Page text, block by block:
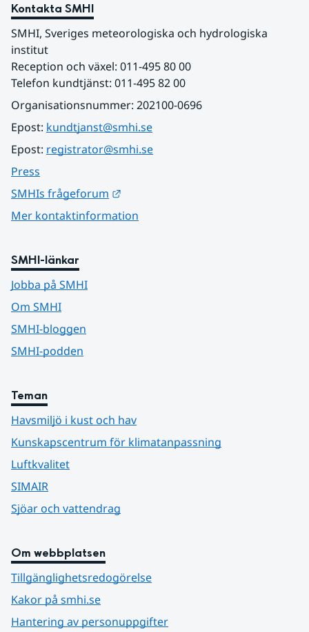
Kontakta SMHI
SMHI, Sveriges meteorologiska och hydrologiska
institut
Reception och växel: 011-495 80 00
Telefon kundtjänst: 011-495 82 00
Organisationsnummer: 202100-0696
Epost: kundtjanst@smhi.se
Epost: registrator@smhi.se
Press
SMHIs frågeforum
Mer kontaktinformation
SMHI-länkar
Jobba på SMHI
Om SMHI
SMHI-bloggen
SMHI-podden
Teman
Havsmiljö i kust och hav
Kunskapscentrum för klimatanpassning
Luftkvalitet
SIMAIR
Sjöar och vattendrag
Om webbplatsen
Tillgänglighetsredogörelse
Kakor på smhi.se
Hantering av personuppgifter